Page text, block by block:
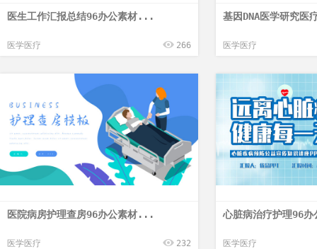
医生工作汇报总结96办公素材...
医学医疗 266
基因DNA医学研究
医学医疗
医院病房护理查房96办公素材...
医学医疗 232
心脏病治疗护理96
医学医疗